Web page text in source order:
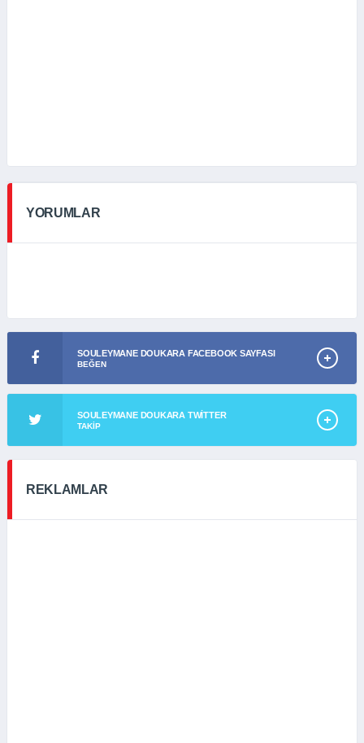
YORUMLAR
SOULEYMANE DOUKARA FACEBOOK SAYFASI
BEĞEN
SOULEYMANE DOUKARA TWITTER
TAKIP
REKLAMLAR